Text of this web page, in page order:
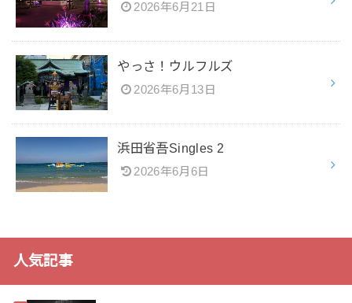
2026年6月21日
やっさ！ウルフルズ
2026年6月13日
浜田省吾Singles 2
2026年6月6日
人気記事